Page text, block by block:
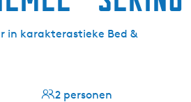
in karakterastieke Bed &
2 personen